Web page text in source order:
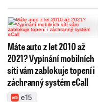
Máte auto z let 2010 až
2021? Vypínání mobilních
sítí vám zablokuje topení i
záchranný systém eCall
e15